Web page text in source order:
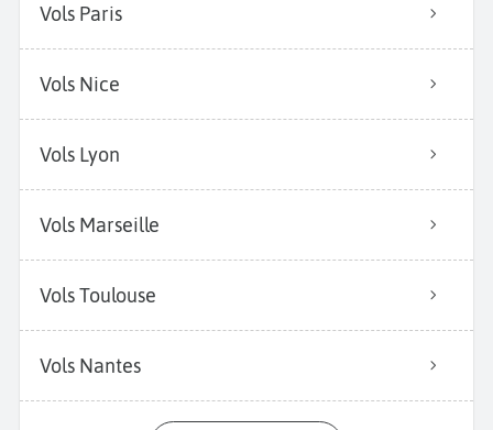
Vols Paris
Vols Nice
Vols Lyon
Vols Marseille
Vols Toulouse
Vols Nantes